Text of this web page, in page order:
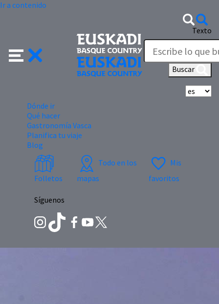
Ir a contenido
Texto
Buscar
Dónde ir
Qué hacer
Gastronomía Vasca
Planifica tu viaje
Blog
Folletos
Todo en los
mapas
Mis
favoritos
Síguenos